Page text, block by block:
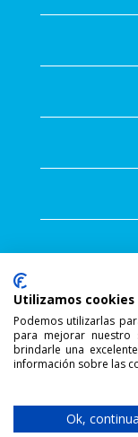
Copyright
Utilizamos cookies
Podemos utilizarlas
para mejorar nuestro
brindarle una
información sobre las
Ok,